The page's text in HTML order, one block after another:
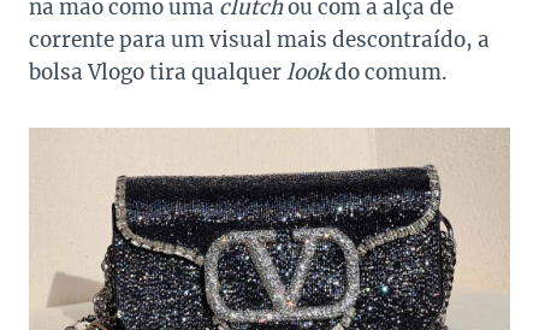
na mão como uma clutchou com a alça de
corrente para um visual mais descontraído, a
bolsa Vlogo tira qualquerlookdo comum.